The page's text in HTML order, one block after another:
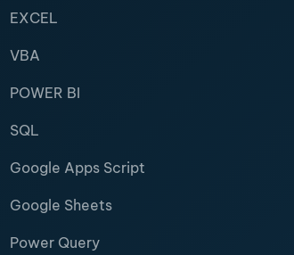
EXCEL
VBA
POWER BI
SQL
Google Apps Script
Google Sheets
Power Query